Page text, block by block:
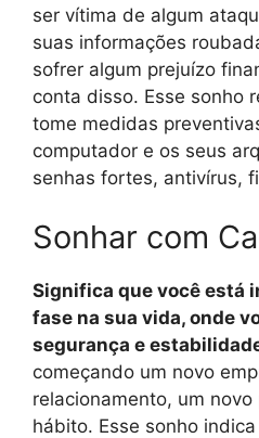
ser vítima de algum
suas informações
sofrer algum prejuízo
conta disso. Esse sonho
tome medidas
computador e os seus
senhas fortes, antivírus,
Sonhar com
Significa que você está
fase na sua vida, onde
segurança e
começando um novo
relacionamento, um
hábito. Esse sonho